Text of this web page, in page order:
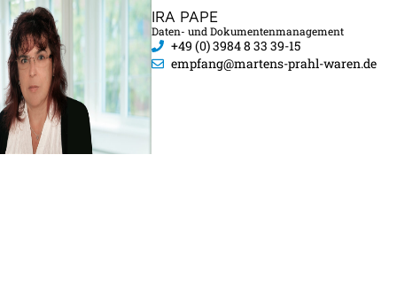
IRA PAPE
Daten- und Dokumentenmanagement
+49 (0) 3984 8 33 39-15
empfang@martens-prahl-waren.de